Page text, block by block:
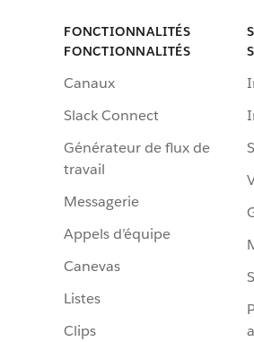
FONCTIONNALITÉS
FONCTIONNALITÉS
Canaux
Slack Connect
Générateur de flux de
travail
Messagerie
Appels d’équipe
Canevas
Listes
Clips